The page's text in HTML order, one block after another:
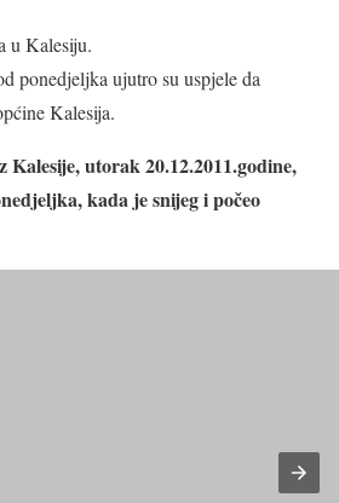
u Kalesiju.
ponedjeljka ujutro su uspjele da
Kalesija.
Kalesije, utorak 20.12.2011.godine,
kada je snijeg i počeo